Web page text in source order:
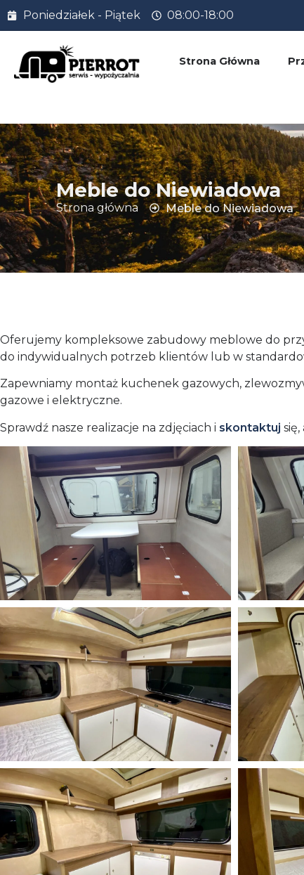
Poniedziałek - Piątek 08:00-18:00
Strona Główna
Meble do Niewiadowa
Strona główna Meble do Niewiadowa
Oferujemy kompleksowe zabudowy meblowe do
do indywidualnych potrzeb klientów lub w
Zapewniamy montaż kuchenek gazowych,
gazowe i elektryczne.
Sprawdź nasze realizacje na zdjęciach i skontaktuj